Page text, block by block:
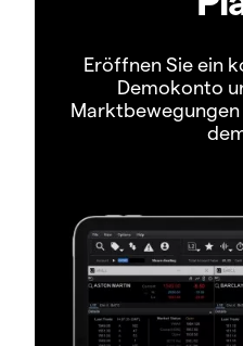
Eröffnen Sie ein
Demokonto